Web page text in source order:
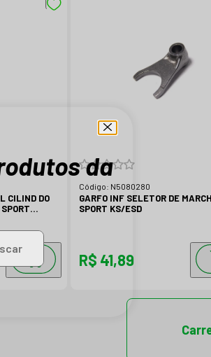
CILIND DO
Código: N5080280
GARFO INF SELETOR DE
SPORT KS/ESD
R$ 41,89
da